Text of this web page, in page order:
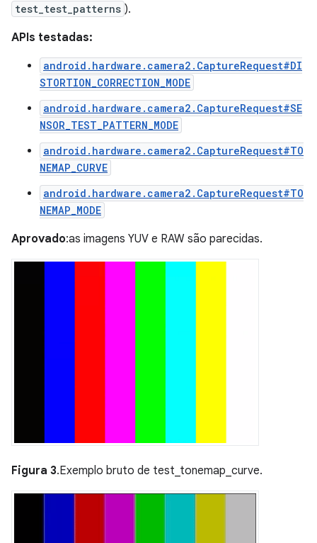
test_test_patterns ).
APIs testadas:
android.hardware.camera2.CaptureRequest#DI
STORTION_CORRECTION_MODE
android.hardware.camera2.CaptureRequest#SE
NSOR_TEST_PATTERN_MODE
android.hardware.camera2.CaptureRequest#TO
NEMAP_CURVE
android.hardware.camera2.CaptureRequest#TO
NEMAP_MODE
Aprovado:as imagens YUV e RAW são parecidas.
Figura 3.Exemplo bruto de test_tonemap_curve.